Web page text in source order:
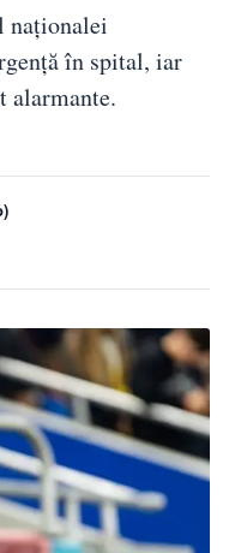
naționalei
în spital, iar
alarmante.